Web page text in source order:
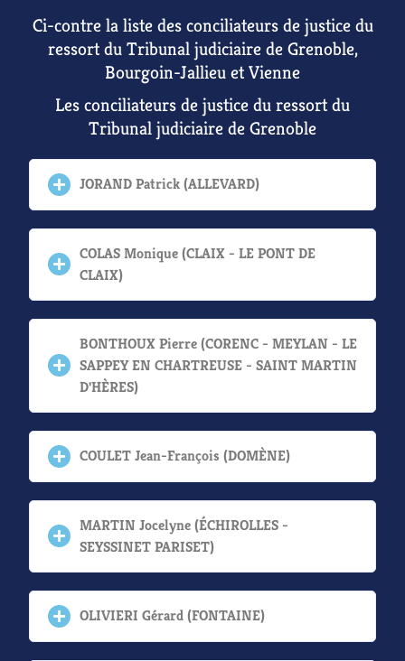
Ci-contre la liste des conciliateurs de justice du
ressort du Tribunal judiciaire de Grenoble,
Bourgoin-Jallieu et Vienne
Les conciliateurs de justice du ressort du
Tribunal judiciaire de Grenoble
JORAND Patrick (ALLEVARD)
COLAS Monique (CLAIX - LE PONT DE
CLAIX)
BONTHOUX Pierre (CORENC - MEYLAN - LE
SAPPEY EN CHARTREUSE - SAINT MARTIN
D'HÈRES)
COULET Jean-François (DOMÈNE)
MARTIN Jocelyne (ÉCHIROLLES -
SEYSSINET PARISET)
OLIVIERI Gérard (FONTAINE)